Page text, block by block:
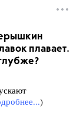
плавает.
)